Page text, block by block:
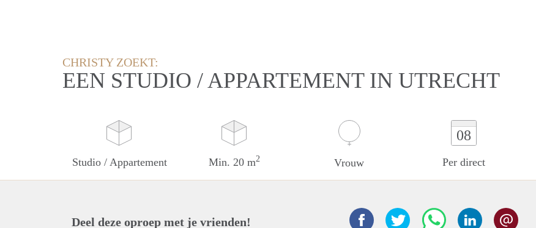
CHRISTY ZOEKT:
EEN STUDIO / APPARTEMENT IN UTRECHT
Studio / Appartement Min. 20 m2 Vrouw
08
Per direct
Deel deze oproep met je vrienden!